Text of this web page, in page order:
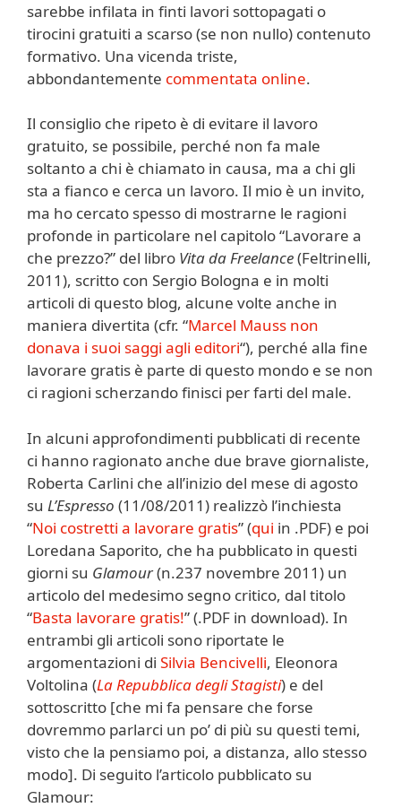
sarebbe infilata in finti lavori sottopagati o
tirocini gratuiti a scarso (se non nullo) contenuto
formativo. Una vicenda triste,
abbondantemente commentata online.
Il consiglio che ripeto è di evitare il lavoro
gratuito, se possibile, perché non fa male
soltanto a chi è chiamato in causa, ma a chi gli
sta a fianco e cerca un lavoro. Il mio è un invito,
ma ho cercato spesso di mostrarne le ragioni
profonde in particolare nel capitolo “Lavorare a
che prezzo?” del libro Vita da Freelance(Feltrinelli,
2011), scritto con Sergio Bologna e in molti
articoli di questo blog, alcune volte anche in
maniera divertita (cfr. “Marcel Mauss non
donava i suoi saggi agli editori“), perché alla fine
lavorare gratis è parte di questo mondo e se non
ci ragioni scherzando finisci per farti del male.
In alcuni approfondimenti pubblicati di recente
ci hanno ragionato anche due brave giornaliste,
Roberta Carlini che all’inizio del mese di agosto
su L’Espresso (11/08/2011) realizzò l’inchiesta
“Noi costretti a lavorare gratis” (qui in .PDF) e poi
Loredana Saporito, che ha pubblicato in questi
giorni su Glamour(n.237 novembre 2011) un
articolo del medesimo segno critico, dal titolo
“Basta lavorare gratis!” (.PDF in download). In
entrambi gli articoli sono riportate le
argomentazioni di Silvia Bencivelli, Eleonora
Voltolina (La Repubblica degli Stagisti) e del
sottoscritto [che mi fa pensare che forse
dovremmo parlarci un po’ di più su questi temi,
visto che la pensiamo poi, a distanza, allo stesso
modo]. Di seguito l’articolo pubblicato su
Glamour: